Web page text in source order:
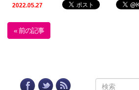
2022.05.27
« 前の記事